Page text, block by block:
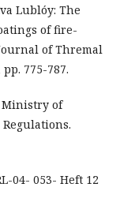
Lublóy: The
of fire-
of Thremal
775-787.
Ministry of
04- 053- Heft 12